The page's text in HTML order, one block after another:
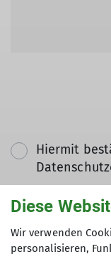
Hiermit
Hiermit
meine in
Daten
Diese
Wir verwenden
personalisieren,